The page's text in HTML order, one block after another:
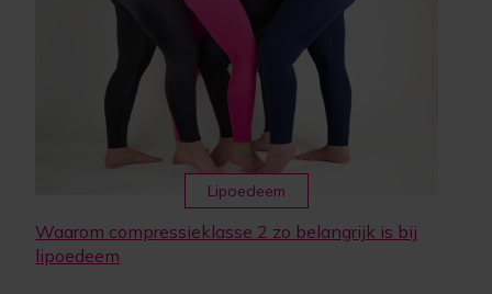
Lipoedeem
Waarom compressieklasse 2 zo belangrijk is bij
lipoedeem